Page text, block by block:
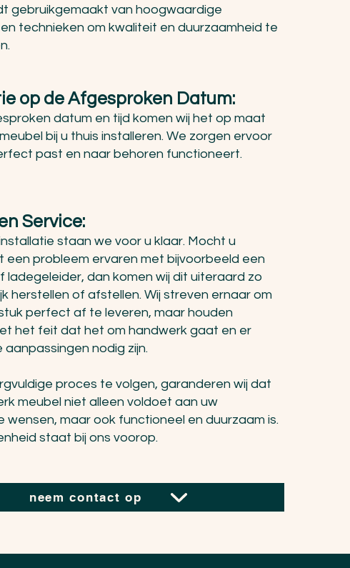
gebruikgemaakt van hoogwaardige
technieken om kwaliteit en duurzaamheid te
op de Afgesproken Datum:
datum en tijd komen wij het op maat
bij u thuis installeren. We zorgen ervoor
past en naar behoren functioneert.
Service:
staan we voor u klaar. Mocht u
een probleem ervaren met bijvoorbeeld een
ladegeleider, dan komen wij dit uiteraard zo
herstellen of afstellen. Wij streven ernaar om
perfect af te leveren, maar houden
het feit dat het om handwerk gaat en er
aanpassingen nodig zijn.
proces te volgen, garanderen wij dat
meubel niet alleen voldoet aan uw
wensen, maar ook functioneel en duurzaam is.
staat bij ons voorop.
neem contact op